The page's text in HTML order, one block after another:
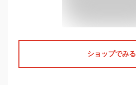
ショップでみる